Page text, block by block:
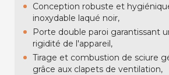
Conception robuste et
inoxydable laqué noir,
Porte double paroi garantissant
rigidité de l'appareil,
Tirage et combustion de sciure
grâce aux clapets de ventilation,